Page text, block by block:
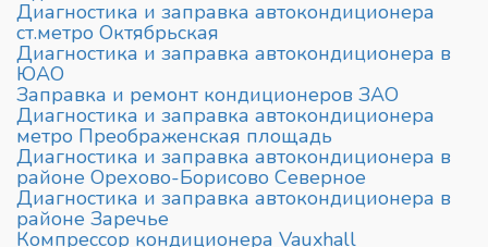
Диагностика и заправка автокондиционера
ст.метро Октябрьская
Диагностика и заправка автокондиционера в
ЮАО
Заправка и ремонт кондиционеров ЗАО
Диагностика и заправка автокондиционера
метро Преображенская площадь
Диагностика и заправка автокондиционера в
районе Орехово-Борисово Северное
Диагностика и заправка автокондиционера в
районе Заречье
Компрессор кондиционера Vauxhall